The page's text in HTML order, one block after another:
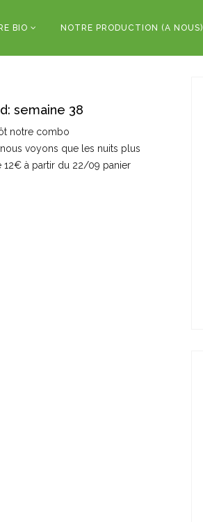
BIO NOTRE PRODUCTION (A NOUS)
semaine 38
notre combo
voyons que les nuits plus
à partir du 22/09 panier